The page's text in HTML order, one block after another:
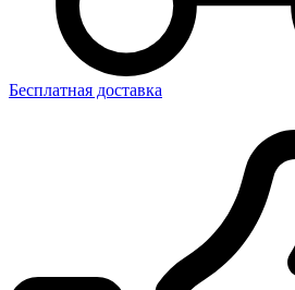
Бесплатная доставка